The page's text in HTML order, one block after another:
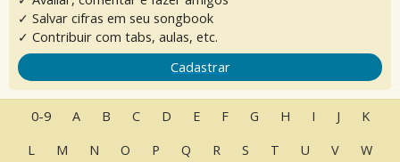
✓ Salvar cifras em seu songbook
✓ Contribuir com tabs, aulas, etc.
Cadastrar
0-9 A B C D E F G H I J
K
L
M N O P Q R S T U V W